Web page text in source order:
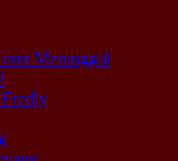
Meninggal